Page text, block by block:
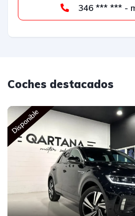
346
Coches destacados
Disponible